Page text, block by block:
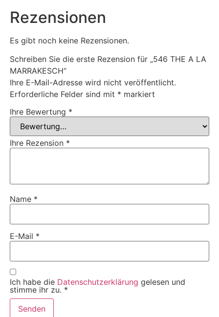
Rezensionen
Es gibt noch keine Rezensionen.
Schreiben Sie die erste Rezension für „546 THE A LA
MARRAKESCH“
Ihre E-Mail-Adresse wird nicht veröffentlicht.
Erforderliche Felder sind mit * markiert
Ihre Bewertung *
Ihre Rezension *
Name *
E-Mail *
Ich habe die Datenschutzerklärung gelesen und
stimme ihr zu. *